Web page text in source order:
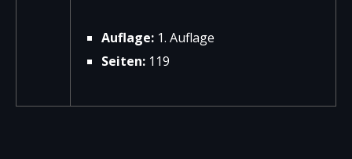
Auflage: 1. Auflage
Seiten: 119